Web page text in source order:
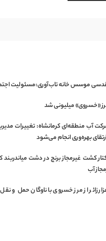
موسس خانه تاب‌آوری:مسئولیت
مرز «خسروی» میلیونی شد
آب منطقه‌ای کرمانشاه: تغییرات
بهره‌وری انجام می‌شود
۱۰ هکتار کشت غیرمجاز برنج در دشت
آب
از ۵ هزار زائر از مرز خسروی با ناوگان